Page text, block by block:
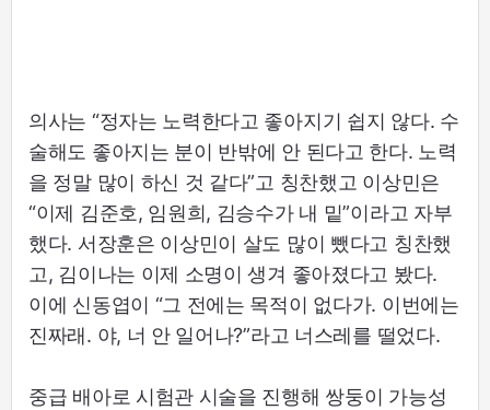
의사는 “정자는 노력한다고 좋아지기 쉽지 않다. 수
술해도 좋아지는 분이 반밖에 안 된다고 한다. 노력
을 정말 많이 하신 것 같다”고 칭찬했고 이상민은
“이제 김준호, 임원희, 김승수가 내 밑”이라고 자부
했다. 서장훈은 이상민이 살도 많이 뺐다고 칭찬했
고, 김이나는 이제 소명이 생겨 좋아졌다고 봤다.
이에 신동엽이 “그 전에는 목적이 없다가. 이번에는
진짜래. 야, 너 안 일어나?”라고 너스레를 떨었다.
중급 배아로 시험관 시술을 진행해 쌍둥이 가능성